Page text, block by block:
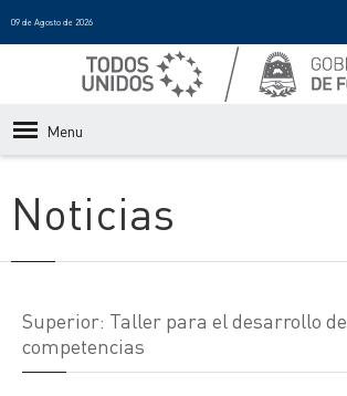
09 de Agosto de 2026
Menu
Noticias
Superior: Taller para el desarrollo de
competencias